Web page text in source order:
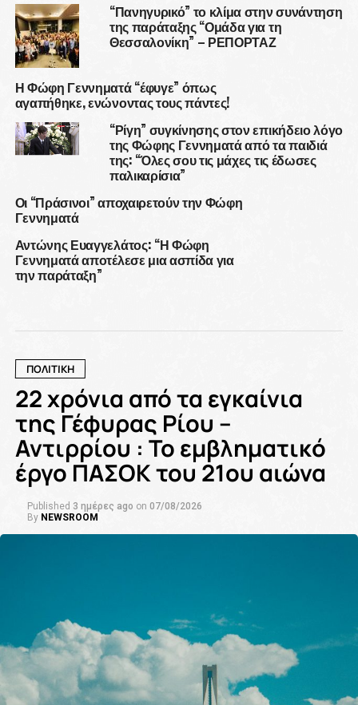
“Πανηγυρικό” το κλίμα στην συνάντηση
της παράταξης “Ομάδα για τη
Θεσσαλονίκη” – ΡΕΠΟΡΤΑΖ
Η Φώφη Γεννηματά “έφυγε” όπως
αγαπήθηκε, ενώνοντας τους πάντες!
“Ρίγη” συγκίνησης στον επικήδειο λόγο
της Φώφης Γεννηματά από τα παιδιά
της: “Όλες σου τις μάχες τις έδωσες
παλικαρίσια”
Οι “Πράσινοι” αποχαιρετούν την Φώφη
Γεννηματά
Αντώνης Ευαγγελάτος: “Η Φώφη
Γεννηματά αποτέλεσε μια ασπίδα για
την παράταξη”
ΠΟΛΙΤΙΚΗ
22 χρόνια από τα εγκαίνια
της Γέφυρας Ρίου –
Αντιρρίου : Το εμβληματικό
έργο ΠΑΣΟΚ του 21ου αιώνα
Published 3 ημέρες ago on 07/08/2026
By NEWSROOM